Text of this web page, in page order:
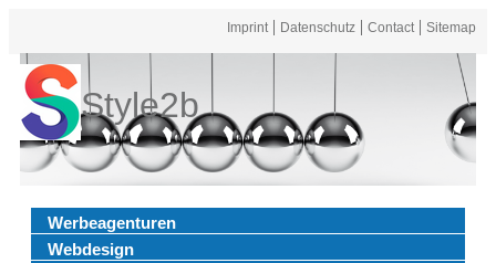
Imprint Datenschutz Contact Sitemap
Style2b
Werbeagenturen
Webdesign